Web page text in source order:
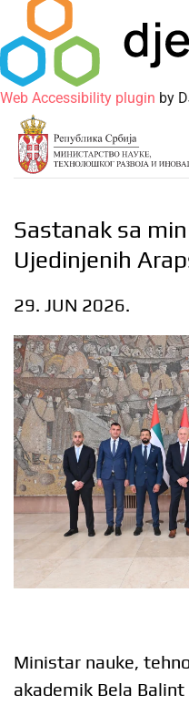
Web Accessibility plugin by
Sastanak sa
Ujedinjenih
29. JUN 2026.
Ministar nauke,
akademik Bela